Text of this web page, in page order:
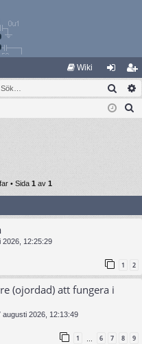
Wiki
og
ga
li
m
Sök
• Sida 1 av 1
2026, 12:25:29
1 2
(ojordad) att fungera i
augusti 2026, 12:13:49
1 … 6 7 8 9